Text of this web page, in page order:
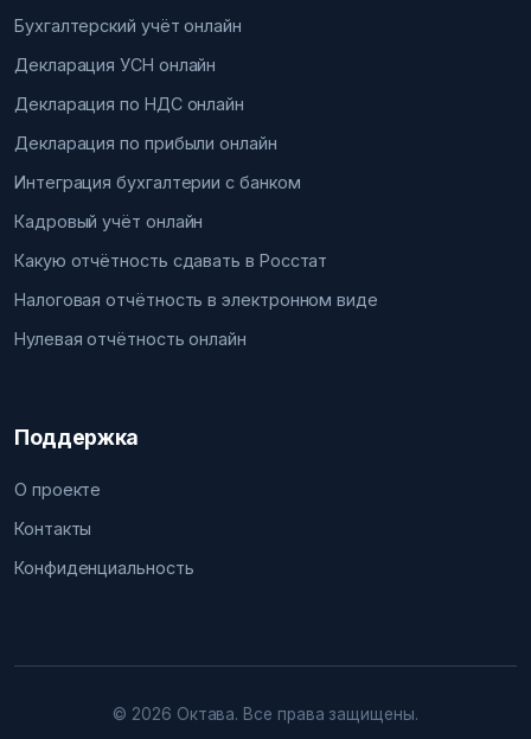
Бухгалтерский учёт онлайн
Декларация УСН онлайн
Декларация по НДС онлайн
Декларация по прибыли онлайн
Интеграция бухгалтерии с банком
Кадровый учёт онлайн
Какую отчётность сдавать в Росстат
Налоговая отчётность в электронном виде
Нулевая отчётность онлайн
Поддержка
О проекте
Контакты
Конфиденциальность
© 2026 Октава. Все права защищены.